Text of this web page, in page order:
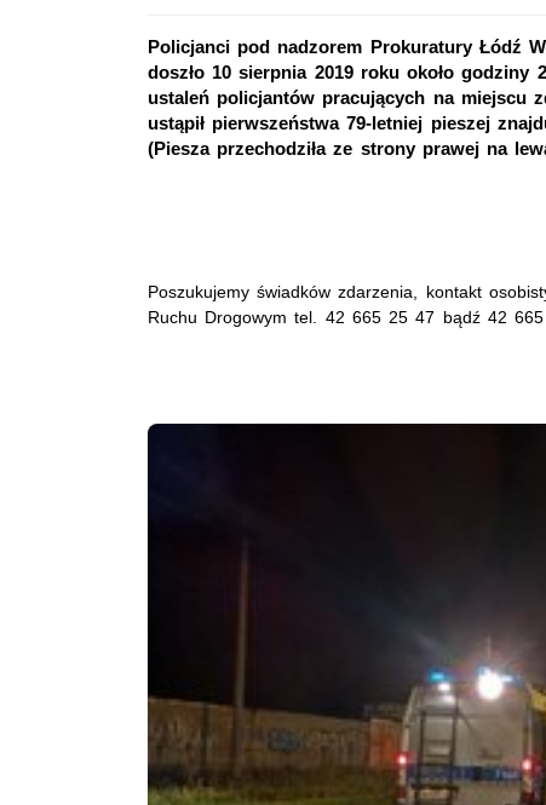
Policjanci pod nadzorem Prokuratury Łódź
doszło 10 sierpnia 2019 roku około
ustaleń policjantów pracujących na miejscu
ustąpił pierwszeństwa 79-letniej pieszej
(Piesza przechodziła ze strony prawej na
Poszukujemy świadków zdarzenia, kontakt
Ruchu Drogowym tel. 42 665 25 47 bądź 42